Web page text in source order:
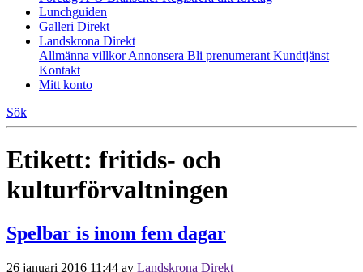
Lunchguiden
Galleri Direkt
Landskrona Direkt
Allmänna villkorAnnonsera Bli prenumerant Kundtjänst
Kontakt
Mitt konto
Sök
Etikett: fritids- och
kulturförvaltningen
Spelbar is inom fem dagar
26 januari 2016 11:44 av Landskrona Direkt